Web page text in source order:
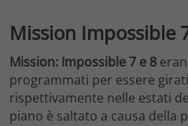
Mission Impossible
Mission: Impossible 7 e 8
programmati per essere
rispettivamente nelle estati
piano è saltato a causa della